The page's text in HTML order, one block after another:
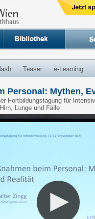
Teaser e-Learning
Personal: Mythen,
Fortbildungstagung für
Lunge und Fälle